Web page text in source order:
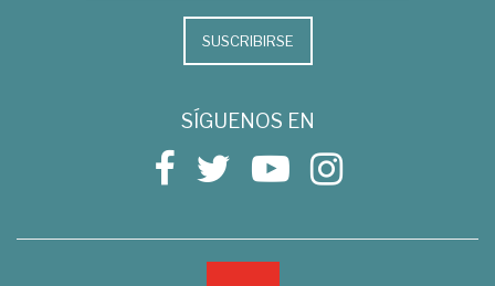
SUSCRIBIRSE
SÍGUENOS EN